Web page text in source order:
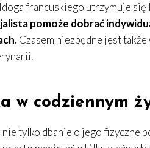
francuskiego utrzymuje
pomoże dobrać
Czasem niezbędne jest
w codziennym
tylko dbanie o jego fizyczne